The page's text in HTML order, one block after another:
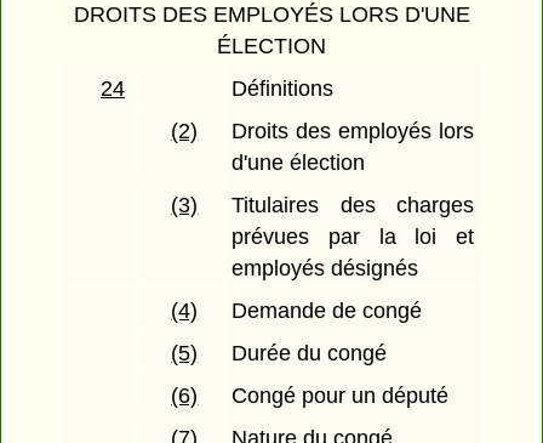
DROITS DES EMPLOYÉS LORS D'UNE
ÉLECTION
24
Définitions
(2)
Droits des employés lors
d'une élection
(3)
Titulaires des charges
prévues par la loi et
employés désignés
(4)
Demande de congé
(5)
Durée du congé
(6)
Congé pour un député
(7)
Nature du congé